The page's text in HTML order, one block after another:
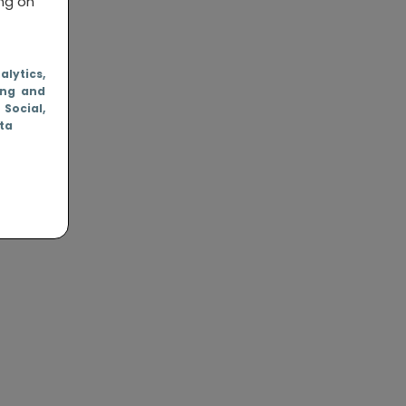
,
and
Social,